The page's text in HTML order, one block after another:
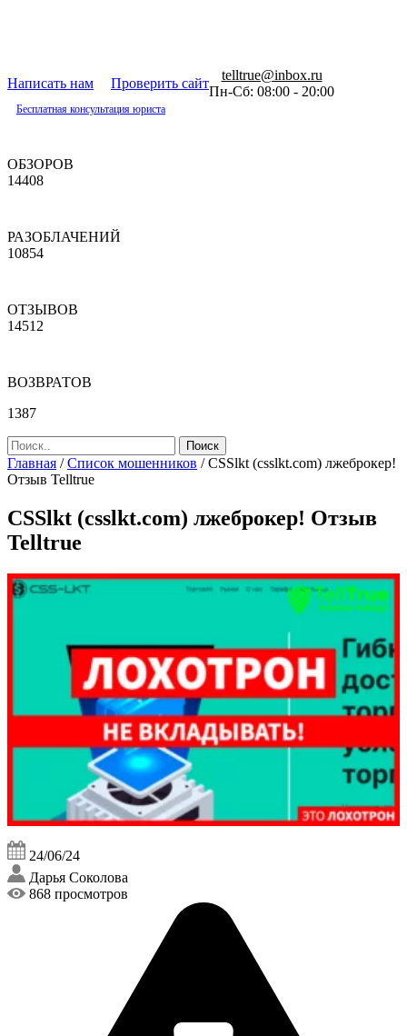
Написать нам Проверить сайт
telltrue@inbox.ru
Пн-Сб: 08:00 - 20:00
Бесплатная консультация юриста
ОБЗОРОВ
14408
РАЗОБЛАЧЕНИЙ
10854
ОТЗЫВОВ
14512
ВОЗВРАТОВ
1387
Главная /Список мошенников /CSSlkt (csslkt.com) лжеброкер!
Отзыв Telltrue
CSSlkt (csslkt.com) лжеброкер! Отзыв
Telltrue
24/06/24
Дарья Соколова
868 просмотров